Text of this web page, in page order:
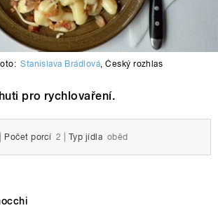
Stanislava Brádlová,Český rozhlas
pro rychlovaření.
Počet porcí 2 Typ jídla oběd